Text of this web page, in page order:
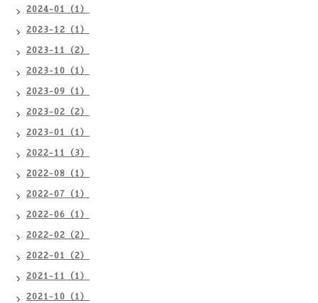
2024-01（1）
2023-12（1）
2023-11（2）
2023-10（1）
2023-09（1）
2023-02（2）
2023-01（1）
2022-11（3）
2022-08（1）
2022-07（1）
2022-06（1）
2022-02（2）
2022-01（2）
2021-11（1）
2021-10（1）